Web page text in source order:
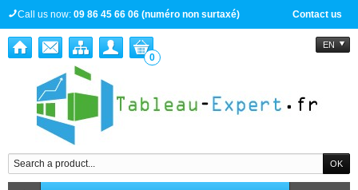
Contact us
Call us now: 09 86 45 66 06 (numéro non surtaxé)
EN
0